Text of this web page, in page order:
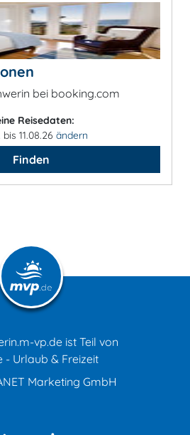
bei booking.com
Reisedaten:
11.08.26 ändern
Finden
vp.de ist Teil von
- Urlaub & Freizeit
Marketing GmbH